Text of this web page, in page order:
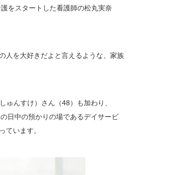
をスタートした看護師の松丸実奈
人を大好きだよと言えるような、家族
んすけ）さん（48）も加わり、
日中の預かりの場であるデイサービ
ています。